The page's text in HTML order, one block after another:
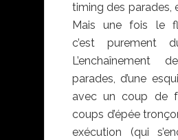
timing des parades,
Mais une fois le
c’est purement
L’enchaînement
parades, d’une
avec un coup de
coups d’épée
exécution (qui